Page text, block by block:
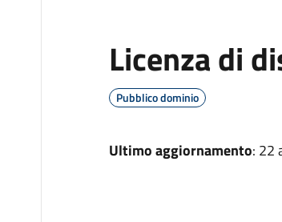
Licenza di
Pubblico dominio
Ultimo aggiornamento: 22